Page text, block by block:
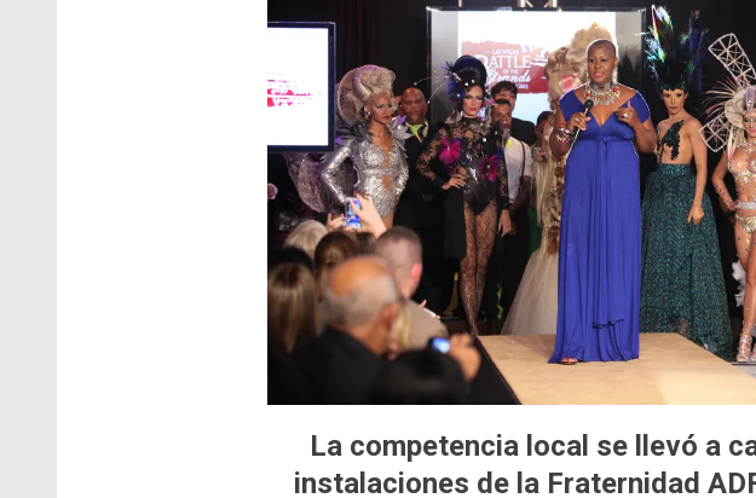
La competencia local se llevó a
instalaciones de la Fraternidad